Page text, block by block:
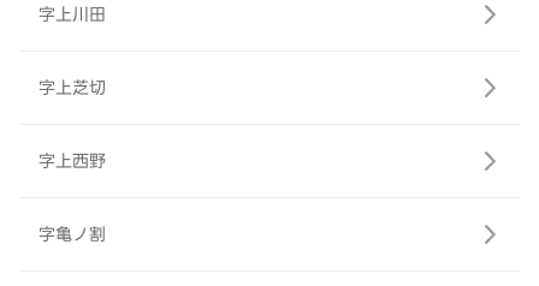
字上川田
字上芝切
字上西野
字亀ノ割